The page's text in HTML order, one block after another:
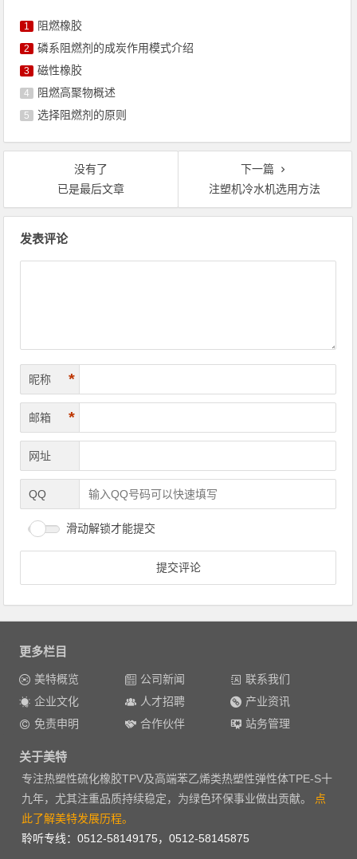
1 阻燃橡胶
2 磷系阻燃剂的成炭作用模式介绍
3 磁性橡胶
4 阻燃高聚物概述
5 选择阻燃剂的原则
没有了
已是最后文章
下一篇
注塑机冷水机选用方法
发表评论
昵称 *
邮箱 *
网址
QQ
滑动解锁才能提交
更多栏目
美特概览 公司新闻
联系我们
企业文化
人才招聘
产业资讯
免责申明
合作伙伴 站务管理
关于美特
专注热塑性硫化橡胶TPV及高端苯乙烯类热塑性弹性体TPE-S十
九年，尤其注重品质持续稳定，为绿色环保事业做出贡献。 点
此了解美特发展历程。
聆听专线：0512-58149175，0512-58145875